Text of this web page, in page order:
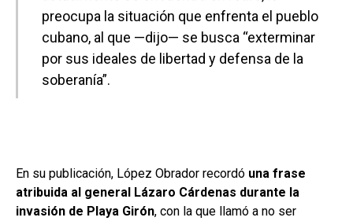
preocupa la situación que enfrenta el pueblo
cubano, al que —dijo— se busca “exterminar
por sus ideales de libertad y defensa de la
soberanía”.
En su publicación, López Obrador recordó una frase
atribuida al general Lázaro Cárdenas durante la
invasión de Playa Girón, con la que llamó a no ser